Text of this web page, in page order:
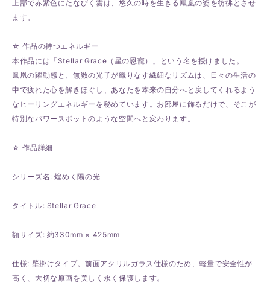
上部で赤紫色にたなびく雲は、悠久の時を生きる鳳凰の姿を彷彿とさせ
ます。
☆ 作品の持つエネルギー
本作品には「Stellar Grace（星の恩寵）」という名を授けました。
鳳凰の躍動感と、無数の光子が織りなす繊細なリズムは、日々の生活の
中で疲れた心を解きほぐし、あなたを本来の自分へと戻してくれるよう
なヒーリングエネルギーを秘めています。お部屋に飾るだけで、そこが
特別なパワースポットのような空間へと変わります。
☆ 作品詳細
シリーズ名: 煌めく陽の光
タイトル: Stellar Grace
額サイズ: 約330mm × 425mm
仕様: 壁掛けタイプ。前面アクリルガラス仕様のため、軽量で安全性が
高く、大切な原画を美しく永く保護します。